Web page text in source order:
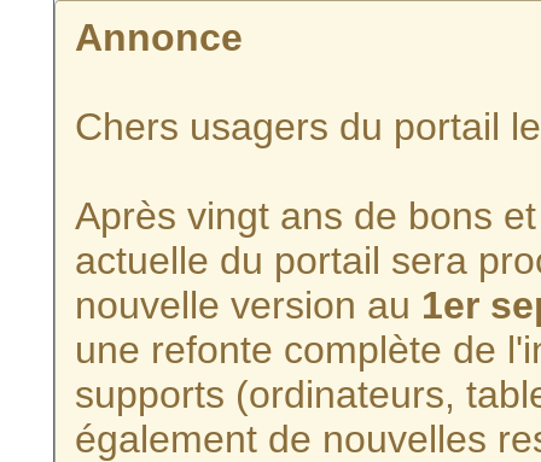
Annonce
Chers usagers du portail
Après vingt ans de bons
actuelle du portail sera
nouvelle version au 1er
une refonte complète de
supports (ordinateurs,
également de nouvelles